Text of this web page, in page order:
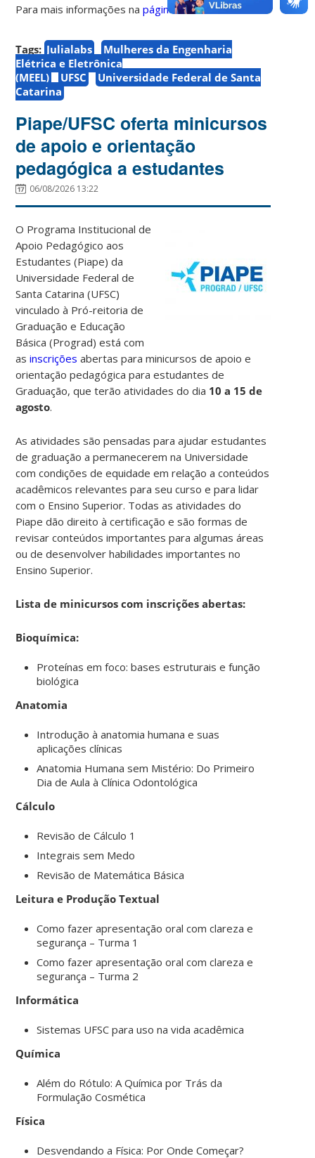
Para mais informações napágina.
Tags: Julialabs
Mulheres da Engenharia
Elétrica e Eletrônica
(MEEL)
UFSC
Universidade Federal de Santa
Catarina
Piape/UFSC oferta minicursos
de apoio e orientação
pedagógica a estudantes
06/08/2026 13:22
O Programa Institucional de
Apoio Pedagógico aos
Estudantes (Piape) da
Universidade Federal de
Santa Catarina (UFSC)
vinculado à Pró-reitoria de
Graduação e Educação
Básica (Prograd) está com
asinscriçõesabertas para minicursos de apoio e
orientação pedagógica para estudantes de
Graduação, que terão atividades do dia 10 a 15 de
agosto.
As atividades são pensadas para ajudar estudantes
de graduação a permanecerem na Universidade
com condições de equidade em relação a conteúdos
acadêmicos relevantes para seu curso e para lidar
com o Ensino Superior. Todas as atividades do
Piape dão direito à certificação e são formas de
revisar conteúdos importantes para algumas áreas
ou de desenvolver habilidades importantes no
Ensino Superior.
Lista de minicursos com inscrições abertas:
Bioquímica:
Proteínas em foco: bases estruturais e função
biológica
Anatomia
Introdução à anatomia humana e suas
aplicações clínicas
Anatomia Humana sem Mistério: Do Primeiro
Dia de Aula à Clínica Odontológica
Cálculo
Revisão de Cálculo 1
Integrais sem Medo
Revisão de Matemática Básica
Leitura e Produção Textual
Como fazer apresentação oral com clareza e
segurança – Turma 1
Como fazer apresentação oral com clareza e
segurança – Turma 2
Informática
Sistemas UFSC para uso na vida acadêmica
Química
Além do Rótulo: A Química por Trás da
Formulação Cosmética
Física
Desvendando a Física: Por Onde Começar?